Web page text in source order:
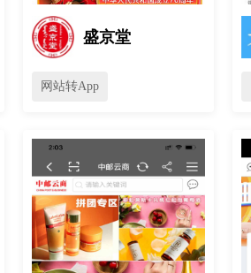
盛京堂
网站转App